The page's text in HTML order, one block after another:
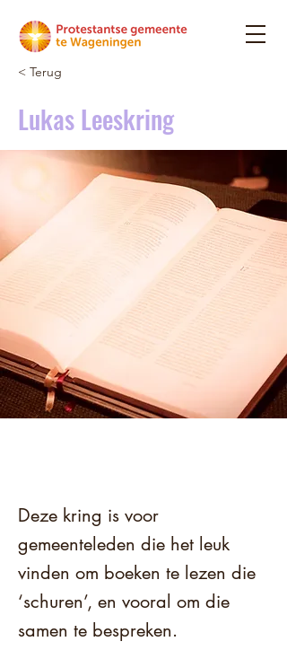
< Terug
Lukas Leeskring
Deze kring is voor
gemeenteleden die het leuk
vinden om boeken te lezen die
‘schuren’, en vooral om die
samen te bespreken.